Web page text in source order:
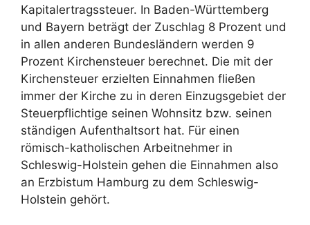
Kapitalertragssteuer. In Baden-Württemberg
und Bayern beträgt der Zuschlag 8 Prozent und
in allen anderen Bundesländern werden 9
Prozent Kirchensteuer berechnet. Die mit der
Kirchensteuer erzielten Einnahmen fließen
immer der Kirche zu in deren Einzugsgebiet der
Steuerpflichtige seinen Wohnsitz bzw. seinen
ständigen Aufenthaltsort hat. Für einen
römisch-katholischen Arbeitnehmer in
Schleswig-Holstein gehen die Einnahmen also
an Erzbistum Hamburg zu dem Schleswig-
Holstein gehört.